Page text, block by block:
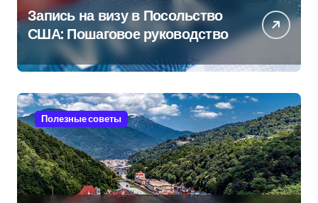
Запись на визу в Посольство
США: Пошаговое руководство
Полезные советы